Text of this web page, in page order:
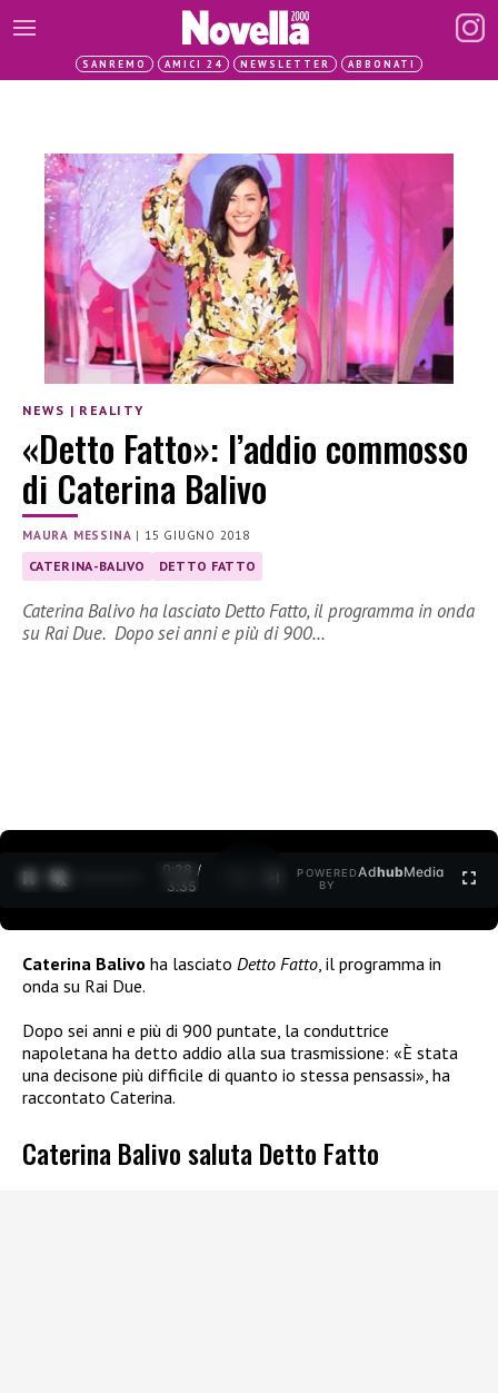
SANREMO AMICI 24 NEWSLETTER ABBONATI
NEWS | REALITY
«Detto Fatto»: l’addio commosso
di Caterina Balivo
MAURA MESSINA | 15 GIUGNO 2018
CATERINA-BALIVO DETTO FATTO
Caterina Balivo ha lasciato Detto Fatto, il programma in onda
su Rai Due. Dopo sei anni e più di 900…
0:29 /
3:35
POWERED
BY
AdhubMedia
Caterina Balivo ha lasciato Detto Fatto , il programma in
onda su Rai Due.
Dopo sei anni e più di 900 puntate, la conduttrice
napoletana ha detto addio alla sua trasmissione: «È stata
una decisone più difficile di quanto io stessa pensassi», ha
raccontato Caterina.
Caterina Balivo saluta Detto Fatto